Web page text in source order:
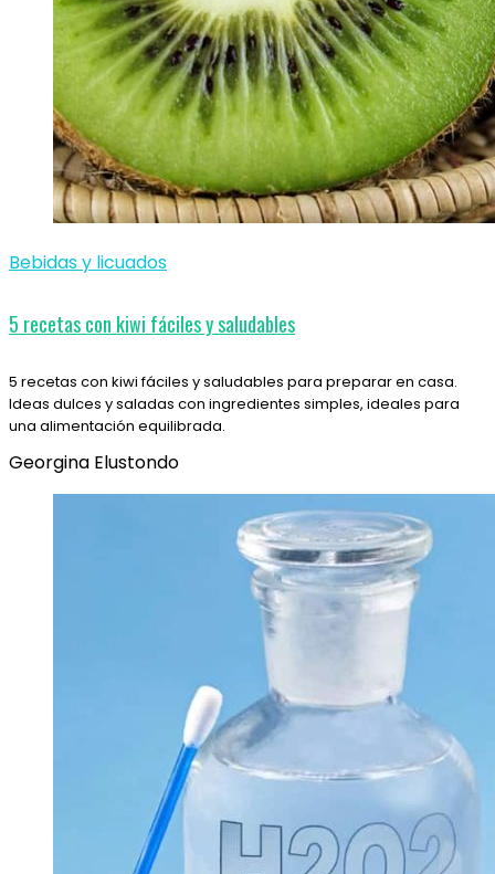
Bebidas y licuados
5 recetas con kiwi fáciles y saludables
5 recetas con kiwi fáciles y saludables para preparar en casa.
Ideas dulces y saladas con ingredientes simples, ideales para
una alimentación equilibrada.
Georgina Elustondo